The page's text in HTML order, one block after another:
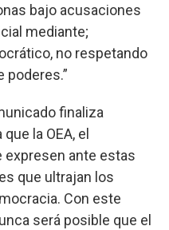
bajo acusaciones
mediante;
no respetando
poderes.”
finaliza
la OEA, el
expresen ante estas
que ultrajan los
Con este
será posible que el